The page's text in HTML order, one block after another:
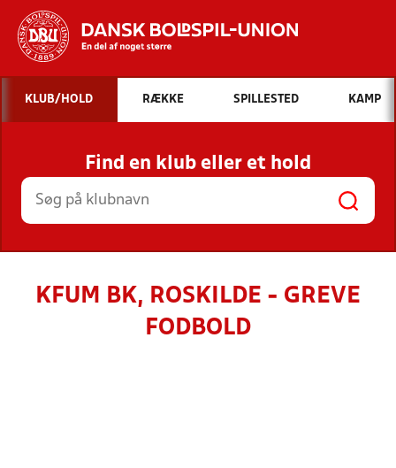
Hvad vil du søge efter?
INDHOLD OG NYHEDER
STILLINGER, RESULTATER, KLUBBER OG
HOLD
KLUB/HOLD RÆKKE SPILLESTED KAMP
Find en klub eller et hold
KFUM BK, ROSKILDE - GREVE
FODBOLD